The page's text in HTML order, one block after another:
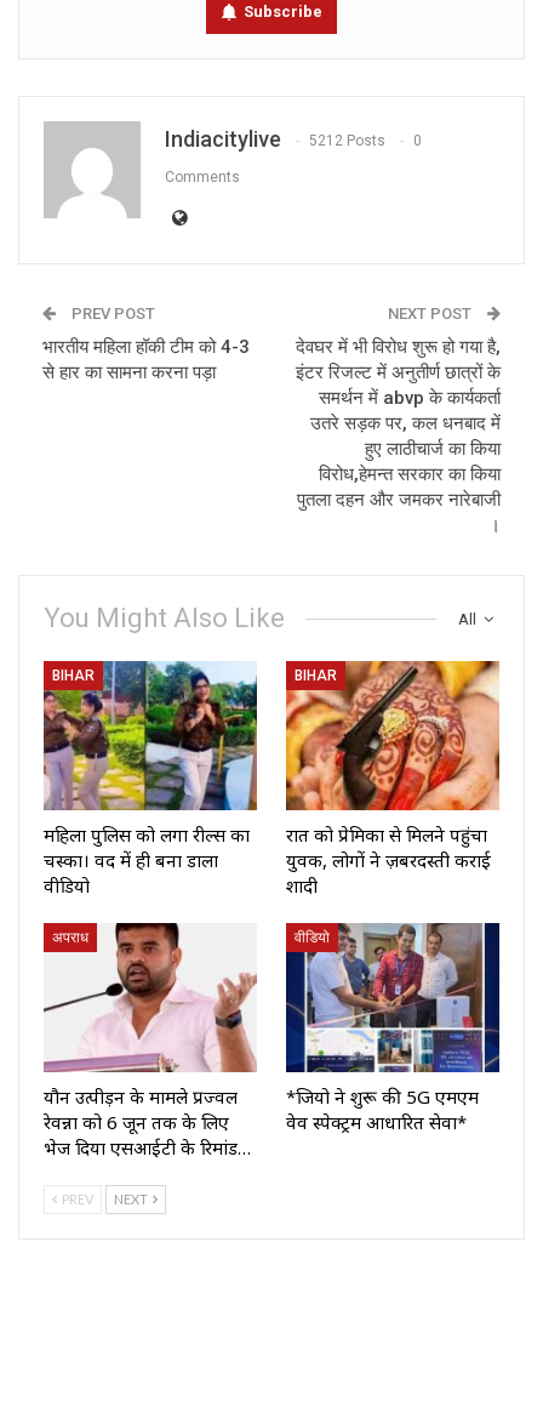
Subscribe
Indiacitylive 5212 Posts 0
Comments
PREV POST
भारतीय महिला हॉकी टीम को 4-3
से हार का सामना करना पड़ा
NEXT POST
देवघर में भी विरोध शुरू हो गया है,
इंटर रिजल्ट में अनुतीर्ण छात्रों के
समर्थन में abvp के कार्यकर्ता
उतरे सड़क पर, कल धनबाद में
हुए लाठीचार्ज का किया
विरोध,हेमन्त सरकार का किया
पुतला दहन और जमकर नारेबाजी
।
All
You Might Also Like
BIHAR
महिला पुलिस को लगा रील्स का
चस्का। वर्दी में ही बना डाला
वीडियो
BIHAR
रात को प्रेमिका से मिलने पहुंचा
युवक, लोगों ने ज़बरदस्ती कराई
शादी
अपराध
यौन उत्पीड़न के मामले प्रज्वल
रेवन्ना को 6 जून तक के लिए
भेज दिया एसआईटी के रिमांड…
वीडियो
*जियो ने शुरू की 5G एमएम
वेव स्पेक्ट्रम आधारित सेवा*
PREV NEXT